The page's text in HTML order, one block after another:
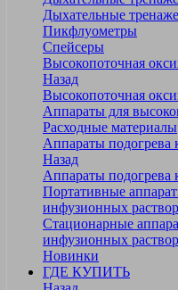
Дыхательные
Пикфлуометры
Спейсеры
Высокопоточная
Назад
Высокопоточная
Аппараты для
Расходные материалы
Аппараты подогрева
Назад
Аппараты подогрева
Портативные
инфузионных
Стационарные
инфузионных
Новинки
ГДЕ КУПИТЬ